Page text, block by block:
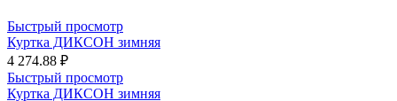
Быстрый просмотр
Куртка ДИКСОН зимняя
4 274.88 ₽
Быстрый просмотр
Куртка ДИКСОН зимняя